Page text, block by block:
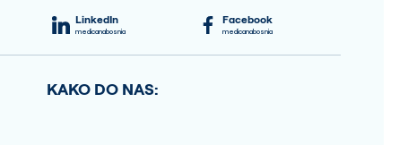
LinkedIn
medicanabosnia
Facebook
medicanabosnia
KAKO DO NAS: